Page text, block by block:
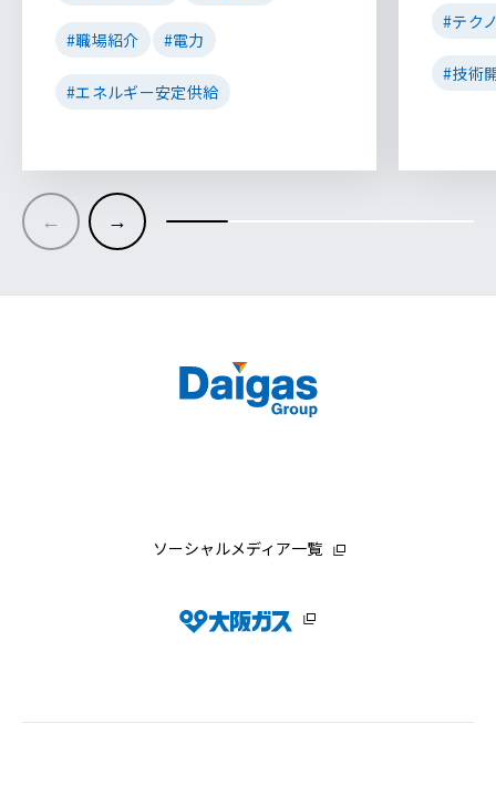
#職場紹介 #電力
#エネルギー安定供給
#テク
#技術
ソーシャルメディア一覧